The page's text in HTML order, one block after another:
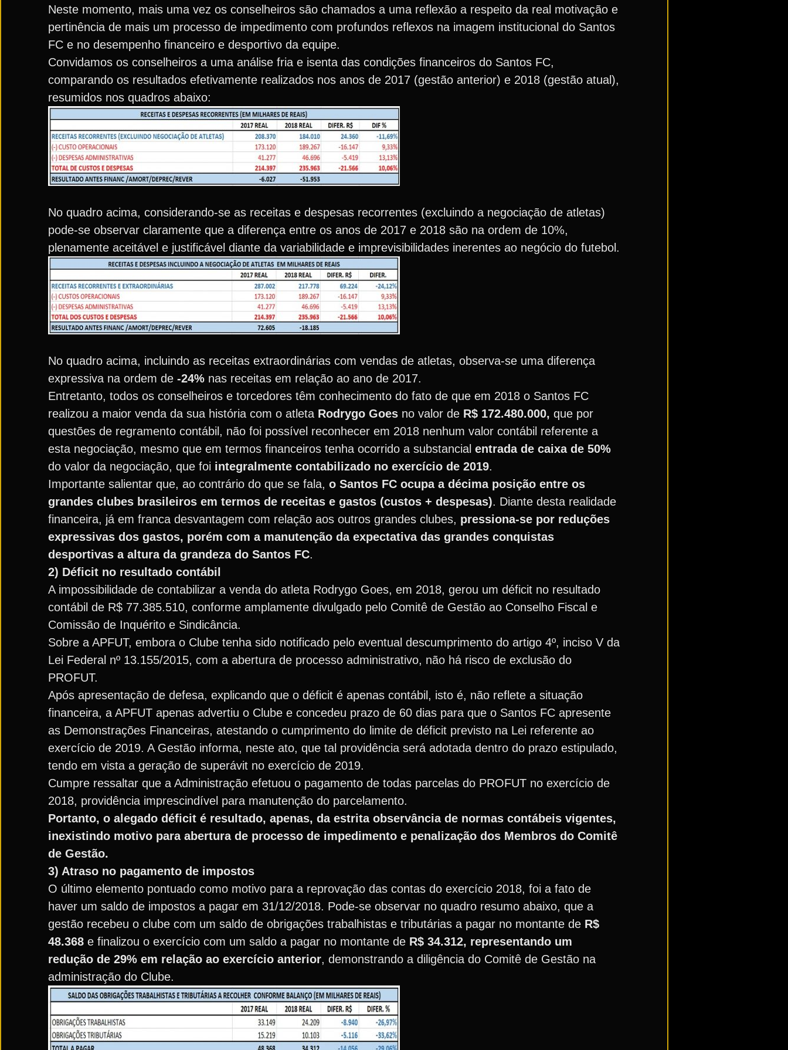
Neste momento, mais uma vez os conselheiros são chamados a uma reflexão a respeito da real motivação e
pertinência de mais um processo de impedimento com profundos reflexos na imagem institucional do Santos
FC e no desempenho financeiro e desportivo da equipe.
Convidamos os conselheiros a uma análise fria e isenta das condições financeiros do Santos FC,
comparando os resultados efetivamente realizados nos anos de 2017 (gestão anterior) e 2018 (gestão atual),
resumidos nos quadros abaixo:
No quadro acima, considerando-se as receitas e despesas recorrentes (excluindo a negociação de atletas)
pode-se observar claramente que a diferença entre os anos de 2017 e 2018 são na ordem de 10%,
plenamente aceitável e justificável diante da variabilidade e imprevisibilidades inerentes ao negócio do futebol.
No quadro acima, incluindo as receitas extraordinárias com vendas de atletas, observa-se uma diferença
expressiva na ordem de -24% nas receitas em relação ao ano de 2017.
Entretanto, todos os conselheiros e torcedores têm conhecimento do fato de que em 2018 o Santos FC
realizou a maior venda da sua história com o atleta Rodrygo Goes no valor de R$ 172.480.000, que por
questões de regramento contábil, não foi possível reconhecer em 2018 nenhum valor contábil referente a
esta negociação, mesmo que em termos financeiros tenha ocorrido a substancial entrada de caixa de 50%
do valor da negociação, que foi integralmente contabilizado no exercício de 2019.
Importante salientar que, ao contrário do que se fala, o Santos FC ocupa a décima posição entre os
grandes clubes brasileiros em termos de receitas e gastos (custos + despesas). Diante desta realidade
financeira, já em franca desvantagem com relação aos outros grandes clubes, pressiona-se por reduções
expressivas dos gastos, porém com a manutenção da expectativa das grandes conquistas
desportivas a altura da grandeza do Santos FC.
2) Déficit no resultado contábil
A impossibilidade de contabilizar a venda do atleta Rodrygo Goes, em 2018, gerou um déficit no resultado
contábil de R$ 77.385.510, conforme amplamente divulgado pelo Comitê de Gestão ao Conselho Fiscal e
Comissão de Inquérito e Sindicância.
Sobre a APFUT, embora o Clube tenha sido notificado pelo eventual descumprimento do artigo 4º, inciso V da
Lei Federal nº 13.155/2015, com a abertura de processo administrativo, não há risco de exclusão do
PROFUT.
Após apresentação de defesa, explicando que o déficit é apenas contábil, isto é, não reflete a situação
financeira, a APFUT apenas advertiu o Clube e concedeu prazo de 60 dias para que o Santos FC apresente
as Demonstrações Financeiras, atestando o cumprimento do limite de déficit previsto na Lei referente ao
exercício de 2019. A Gestão informa, neste ato, que tal providência será adotada dentro do prazo estipulado,
tendo em vista a geração de superávit no exercício de 2019.
Cumpre ressaltar que a Administração efetuou o pagamento de todas parcelas do PROFUT no exercício de
2018, providência imprescindível para manutenção do parcelamento.
Portanto, o alegado déficit é resultado, apenas, da estrita observância de normas contábeis vigentes,
inexistindo motivo para abertura de processo de impedimento e penalização dos Membros do Comitê
de Gestão.
3) Atraso no pagamento de impostos
O último elemento pontuado como motivo para a reprovação das contas do exercício 2018, foi a fato de
haver um saldo de impostos a pagar em 31/12/2018. Pode-se observar no quadro resumo abaixo, que a
gestão recebeu o clube com um saldo de obrigações trabalhistas e tributárias a pagar no montante de R$
48.368 e finalizou o exercício com um saldo a pagar no montante de R$ 34.312, representando um
redução de 29% em relação ao exercício anterior, demonstrando a diligência do Comitê de Gestão na
administração do Clube.